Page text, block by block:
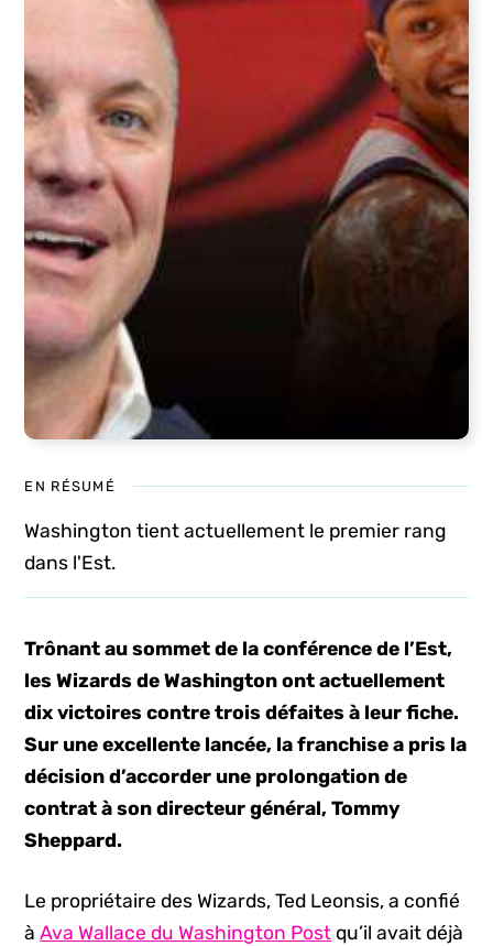
EN RÉSUMÉ
Washington tient actuellement le premier rang
dans l'Est.
Trônant au sommet de la conférence de l’Est,
les Wizards de Washington ont actuellement
dix victoires contre trois défaites à leur fiche.
Sur une excellente lancée, la franchise a pris la
décision d’accorder une prolongation de
contrat à son directeur général, Tommy
Sheppard.
Le propriétaire des Wizards, Ted Leonsis, a confié
àAva Wallace du Washington Post qu’il avait déjà